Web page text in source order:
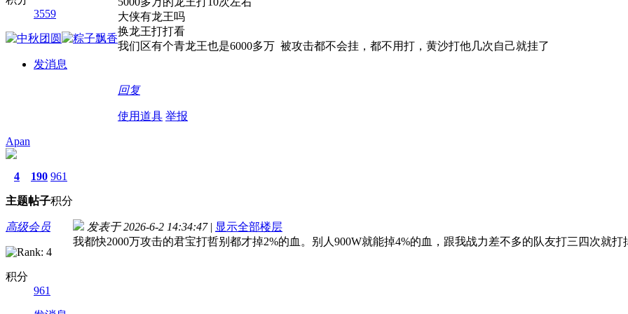
3559
发消息
大侠有龙王吗
换龙王打打看
我们区有个青龙王也是6000多万 被攻击都不会挂，都不用打，黄沙打他几次自己就挂了
回复
使用道具 举报
Apan
4
主题
190
帖子
961
积分
高级会员
积分
961
发表于 2026-6-2 14:34:47 | 显示全部楼层
我都快2000万攻击的君宝打哲别都才掉2%的血。别人900W就能掉4%的血，跟我战力差不多的队友打三四次就打